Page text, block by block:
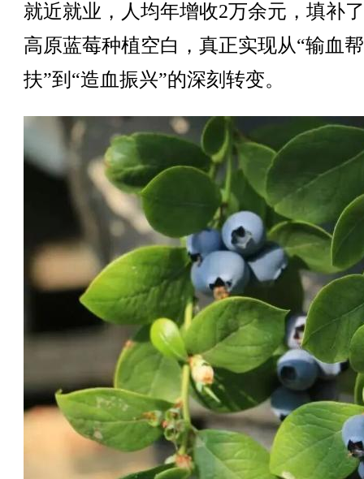
就近就业，人均年增收2万余元，填补
高原蓝莓种植空白，真正实现从“输血帮
扶”到“造血振兴”的深刻转变。